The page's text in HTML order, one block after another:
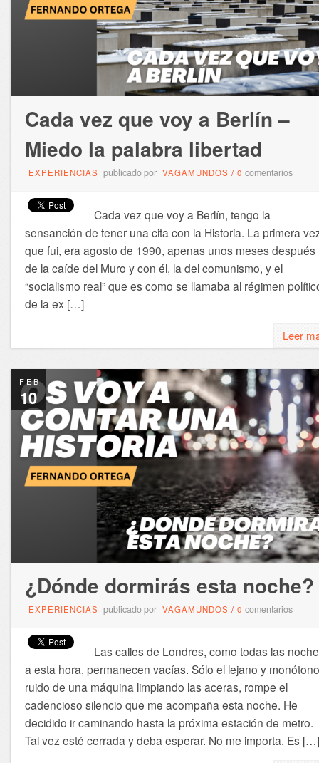
Cada vez que voy a Berlín –
Miedo la palabra libertad
EXPERIENCIAS publicado por VAGAMUNDOS / 0 comentarios
Cada vez que voy a Berlín, tengo la
sensanción de tener una cita con la Historia. La primera
que fui, era agosto de 1990, apenas unos meses después
de la caíde del Muro y con él, la del comunismo, y el
“socialismo real” que es como se llamaba al régimen
de la ex […]
Leer
FEB
10
¿Dónde dormirás esta noche?
EXPERIENCIAS publicado por VAGAMUNDOS / 0 comentarios
Las calles de Londres, como todas las
a esta hora, permanecen vacías. Sólo el lejano y monótono
ruido de una máquina limpiando las aceras, rompe el
cadencioso silencio que me acompaña esta noche. He
decidido ir caminando hasta la próxima estación de metro.
Tal vez esté cerrada y deba esperar. No me importa. Es […]